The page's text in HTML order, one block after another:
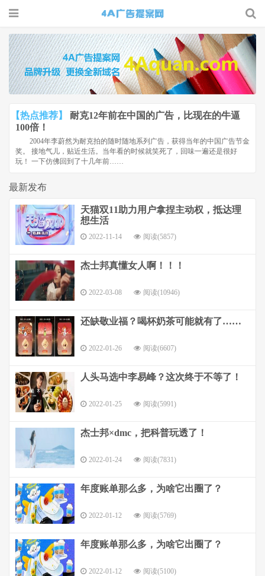
4A广告
提案网 |
广告小报
| 广告圈
那点事
【热点推荐】
耐克12年前在中国的广告，比现在的牛逼
100倍！
2004年李蔚然为耐克拍的随时随地系列广告，获得当年的中国广告节金
奖。 接地气儿，贴近生活。当年看的时候就笑死了，回味一遍还是很好
玩！ 一下仿佛回到了十几年前……
最新发布
天猫双11助力用户拿捏主动权，抵达理
想生活
2022-11-14 阅读(5857)
杰士邦真懂女人啊！！！
2022-03-08 阅读(10946)
还缺敬业福？喝杯奶茶可能就有了……
2022-01-26 阅读(6607)
人头马选中李易峰？这次终于不等了！
2022-01-25 阅读(5991)
杰士邦×dmc，把科普玩透了！
2022-01-24 阅读(7831)
年度账单那么多，为啥它出圈了？
2022-01-12 阅读(5769)
年度账单那么多，为啥它出圈了？
2022-01-12 阅读(5100)